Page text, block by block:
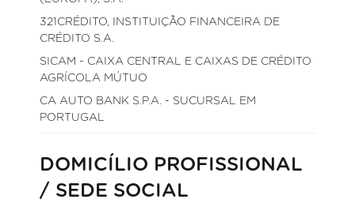
321CRÉDITO, INSTITUIÇÃO FINANCEIRA DE
CRÉDITO S.A.
SICAM - CAIXA CENTRAL E CAIXAS DE CRÉDITO
AGRÍCOLA MÚTUO
CA AUTO BANK S.P.A. - SUCURSAL EM
PORTUGAL
DOMICÍLIO PROFISSIONAL
/ SEDE SOCIAL